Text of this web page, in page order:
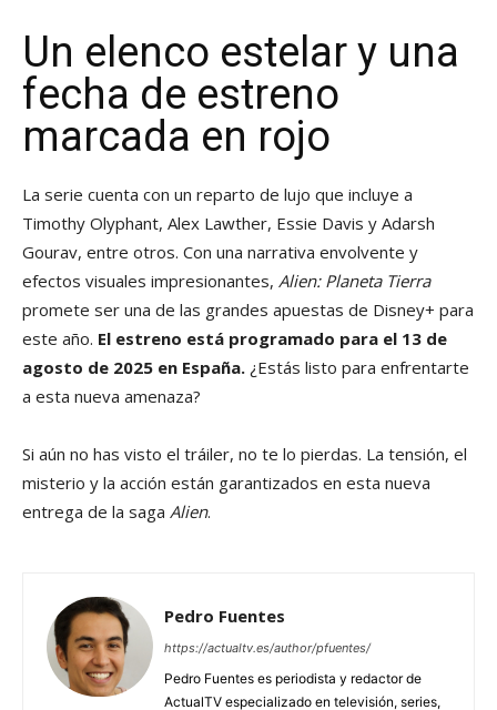
Un elenco estelar y una
fecha de estreno
marcada en rojo
La serie cuenta con un reparto de lujo que incluye a
Timothy Olyphant, Alex Lawther, Essie Davis y Adarsh
Gourav, entre otros. Con una narrativa envolvente y
efectos visuales impresionantes, Alien: Planeta Tierra
promete ser una de las grandes apuestas de Disney+ para
este año. El estreno está programado para el 13 de
agosto de 2025 en España. ¿Estás listo para enfrentarte
a esta nueva amenaza?
Si aún no has visto el tráiler, no te lo pierdas. La tensión, el
misterio y la acción están garantizados en esta nueva
entrega de la saga Alien.
Pedro Fuentes
https://actualtv.es/author/pfuentes/
Pedro Fuentes es periodista y redactor de
ActualTV especializado en televisión, series,